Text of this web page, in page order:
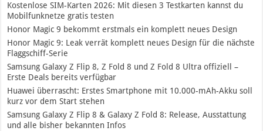
Kostenlose SIM-Karten 2026: Mit diesen 3 Testkarten kannst du
Mobilfunknetze gratis testen
Honor Magic 9 bekommt erstmals ein komplett neues Design
Honor Magic 9: Leak verrät komplett neues Design für die nächste
Flaggschiff-Serie
Samsung Galaxy Z Flip 8, Z Fold 8 und Z Fold 8 Ultra offiziell –
Erste Deals bereits verfügbar
Huawei überrascht: Erstes Smartphone mit 10.000-mAh-Akku soll
kurz vor dem Start stehen
Samsung Galaxy Z Flip 8 & Galaxy Z Fold 8: Release, Ausstattung
und alle bisher bekannten Infos